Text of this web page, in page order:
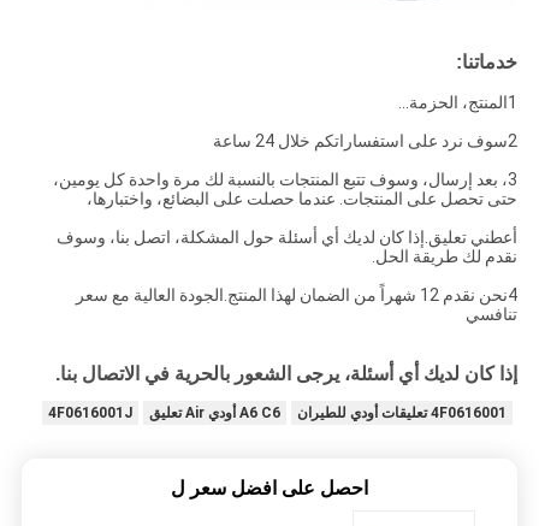
خدماتنا:
1المنتج، الحزمة...
2سوف نرد على استفساراتكم خلال 24 ساعة
3، بعد إرسال، وسوف تتبع المنتجات بالنسبة لك مرة واحدة كل يومين،
حتى تحصل على المنتجات. عندما حصلت على البضائع، واختبارها،
أعطني تعليق.إذا كان لديك أي أسئلة حول المشكلة، اتصل بنا، وسوف
نقدم لك طريقة الحل.
4نحن نقدم 12 شهراً من الضمان لهذا المنتج.الجودة العالية مع سعر
تنافسي
إذا كان لديك أي أسئلة، يرجى الشعور بالحرية في الاتصال بنا.
4F0616001 تعليقات أودي للطيران A6 C6 أودي Air تعليق 4F0616001J
احصل على افضل سعر ل